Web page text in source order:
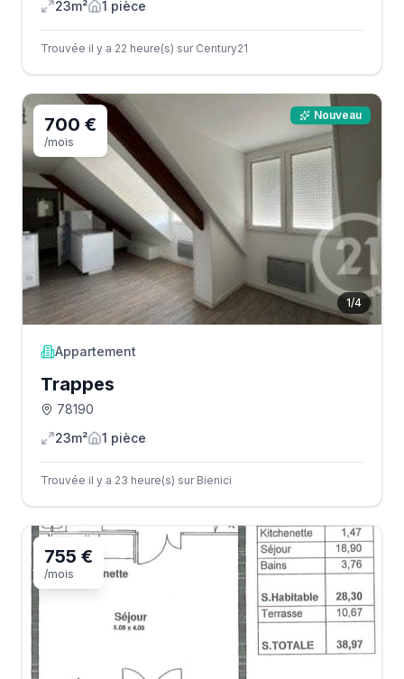
23m² 1 pièce
Trouvée il y a 22 heure(s) sur Century21
1/4
700 €
/mois
Nouveau
Appartement
Trappes
78190
23m²
1 pièce
Trouvée il y a 23 heure(s) sur Bienici
755 €
/mois